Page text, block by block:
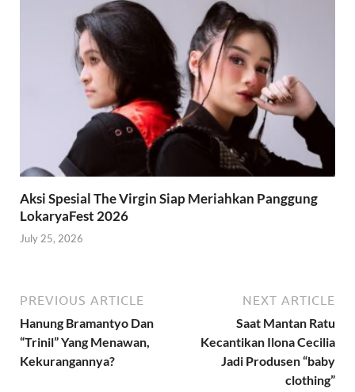
Aksi Spesial The Virgin Siap Meriahkan Panggung
LokaryaFest 2026
July 25, 2026
PREVIOUS ARTICLE
Hanung Bramantyo Dan
“Trinil” Yang Menawan,
Kekurangannya?
NEXT ARTICLE
Saat Mantan Ratu
Kecantikan Ilona Cecilia
Jadi Produsen “baby
clothing”